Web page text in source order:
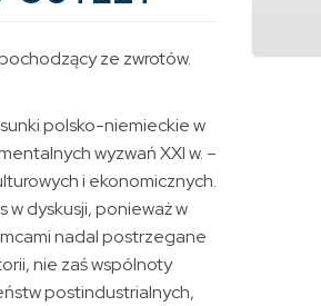
ze zwrotów.
polsko-niemieckie w
wyzwań XXI w. –
i ekonomicznych.
w dyskusji, ponieważ w
nadal postrzegane
nie zaś wspólnoty
postindustrialnych,